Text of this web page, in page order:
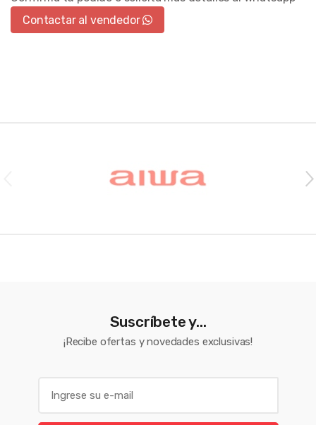
Contactar al vendedor
Suscríbete y...
¡Recibe ofertas y novedades exclusivas!